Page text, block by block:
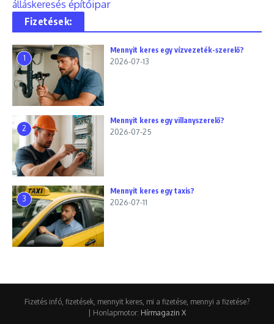
álláskeresés építőipar
Fizetések:
1
Mennyit keres egy vízvezeték-szerelő?
2026-07-13
2
Mennyit keres egy villanyszerelő?
2026-07-25
3
Mennyit keres egy taxis?
2026-07-11
Fizetés infó, fizetések, mennyit keres, mi a fizetése, mennyi a fizetése?
| Honlapmotor: Hírmagazin X